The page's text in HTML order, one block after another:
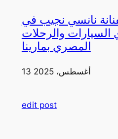
نانسي نجيب في
السيارات والرحلات
المصري بمارينا
13 أغسطس، 2025
edit post